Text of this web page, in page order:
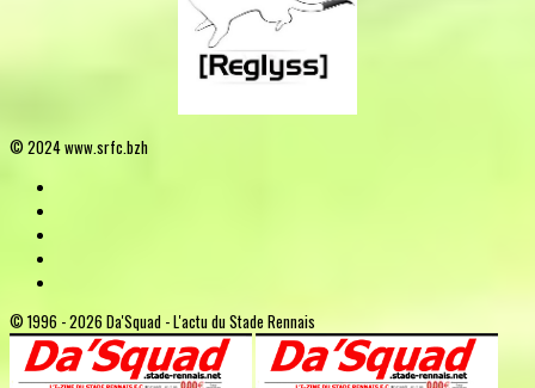
© 2024 www.srfc.bzh
© 1996 - 2026 Da'Squad - L'actu du Stade Rennais